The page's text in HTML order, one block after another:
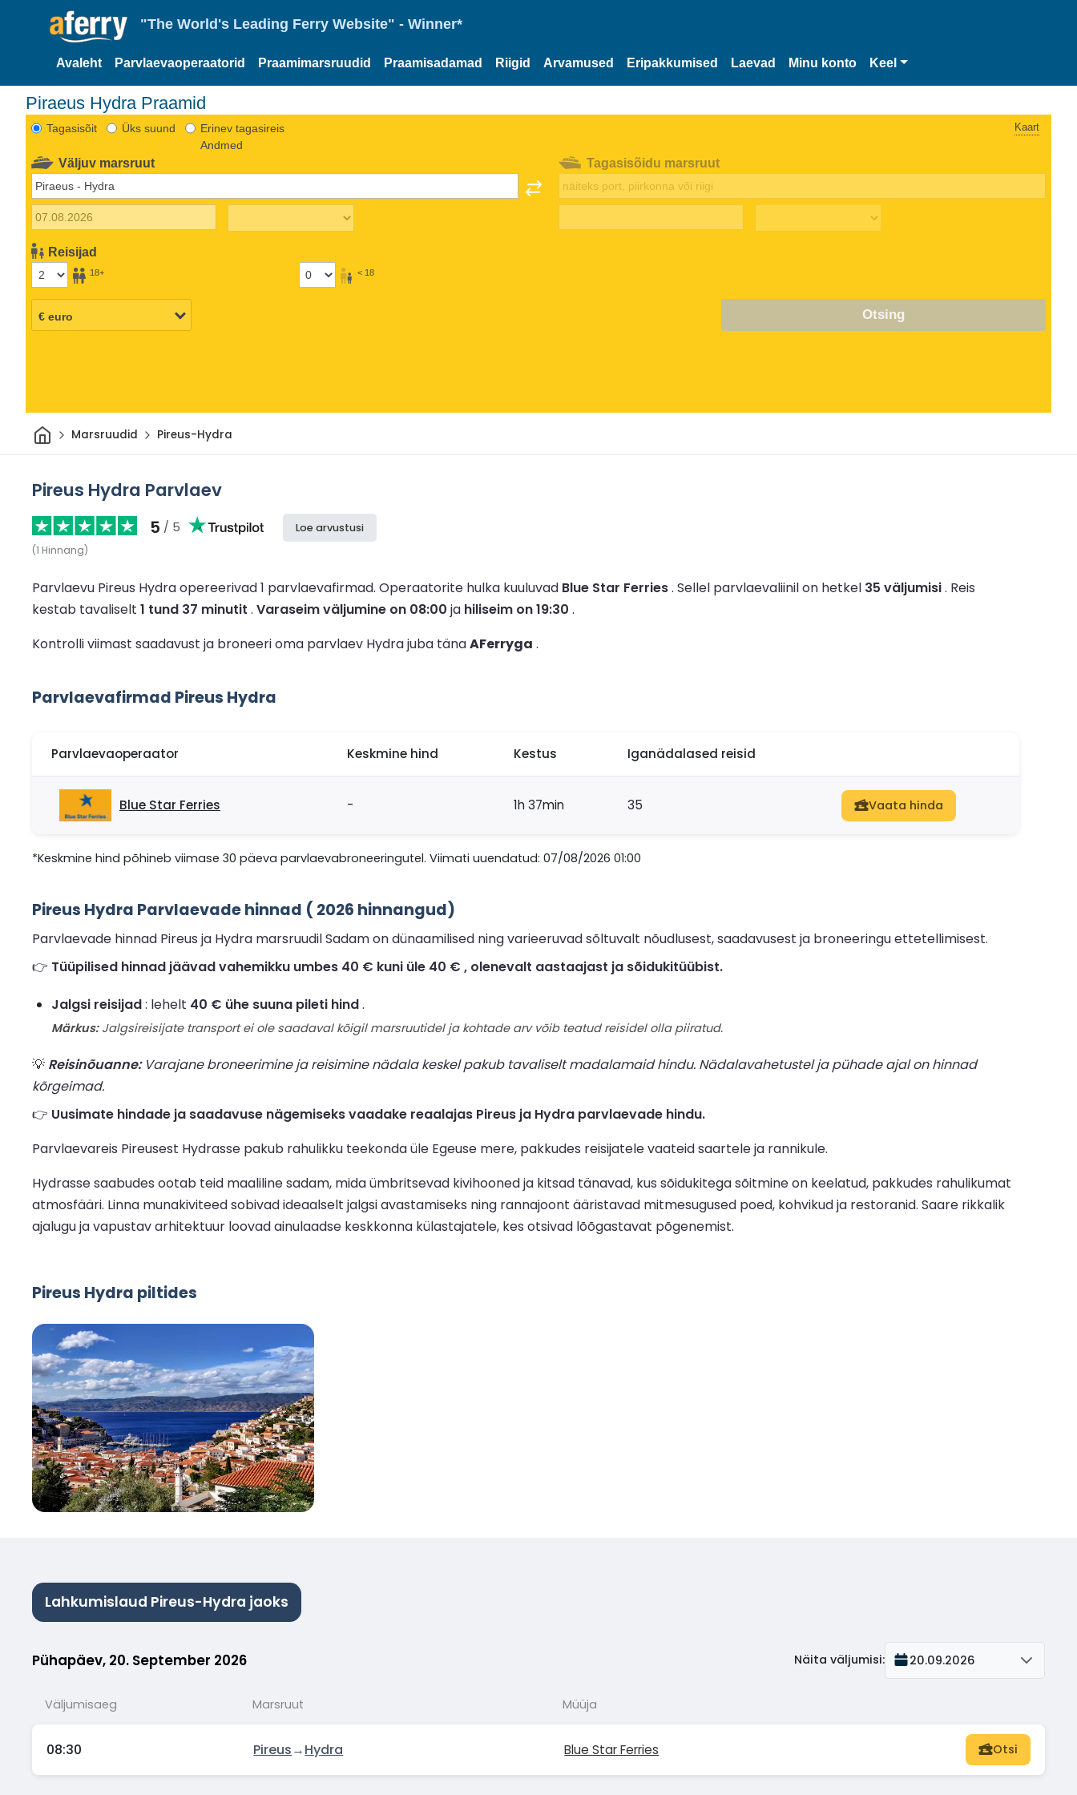
"The World's Leading Ferry Website" - Winner*
Avaleht Parvlaevaoperaatorid Praamimarsruudid Praamisadamad Riigid Arvamused Eripakkumised Laevad Minu konto Keel
Piraeus Hydra Praamid
Tagasisõit Üks suund
Erinev tagasireis
Andmed
Kaart
Väljuv marsruut
Reisijad
18+ < 18
Tagasisõidu marsruut
Otsing
Avaleht
Marsruudid Pireus-Hydra
Pireus Hydra Parvlaev
5 / 5
(1 Hinnang)
Loe arvustusi
Parvlaevu Pireus Hydra opereerivad 1 parvlaevafirmad. Operaatorite hulka kuuluvad Blue Star Ferries. Sellel parvlaevaliinil on hetkel 35 väljumisi. Reis
kestab tavaliselt 1 tund 37 minutit . Varaseim väljumine on 08:00 ja hiliseim on 19:30 .
Kontrolli viimast saadavust ja broneeri oma parvlaev Hydra juba tänaAFerryga .
Parvlaevafirmad Pireus Hydra
Parvlaevaoperaator Keskmine hind Kestus Iganädalased reisid
Blue Star Ferries - 1h 37min 35 Vaata hinda
*Keskmine hind põhineb viimase 30 päeva parvlaevabroneeringutel. Viimati uuendatud: 07/08/2026 01:00
Pireus Hydra Parvlaevade hinnad ( 2026 hinnangud)
Parvlaevade hinnad Pireus ja Hydra marsruudil Sadam on dünaamilised ning varieeruvad sõltuvalt nõudlusest, saadavusest ja broneeringu ettetellimisest.
👉 Tüüpilised hinnad jäävad vahemikku umbes 40 € kuni üle 40 € , olenevalt aastaajast ja sõidukitüübist.
Jalgsi reisijad: lehelt 40 € ühe suuna pileti hind.
Märkus:Jalgsireisijate transport ei ole saadaval kõigil marsruutidel ja kohtade arv võib teatud reisidel olla piiratud.
💡 Reisinõuanne:Varajane broneerimine ja reisimine nädala keskel pakub tavaliselt madalamaid hindu. Nädalavahetustel ja pühade ajal on hinnad
kõrgeimad.
👉 Uusimate hindade ja saadavuse nägemiseks vaadake reaalajas Pireus ja Hydra parvlaevade hindu.
Parvlaevareis Pireusest Hydrasse pakub rahulikku teekonda üle Egeuse mere, pakkudes reisijatele vaateid saartele ja rannikule.
Hydrasse saabudes ootab teid maaliline sadam, mida ümbritsevad kivihooned ja kitsad tänavad, kus sõidukitega sõitmine on keelatud, pakkudes rahulikumat
atmosfääri. Linna munakiviteed sobivad ideaalselt jalgsi avastamiseks ning rannajoont ääristavad mitmesugused poed, kohvikud ja restoranid. Saare rikkalik
ajalugu ja vapustav arhitektuur loovad ainulaadse keskkonna külastajatele, kes otsivad lõõgastavat põgenemist.
Pireus Hydra piltides
Lahkumislaud Pireus-Hydra jaoks
Pühapäev, 20. September 2026 Näita väljumisi: 20.09.2026
Väljumisaeg Marsruut Müüja
08:30 Pireus→Hydra Blue Star Ferries Otsi